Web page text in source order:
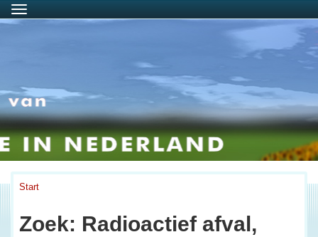
Menu
Start
Zoek: Radioactief afval,